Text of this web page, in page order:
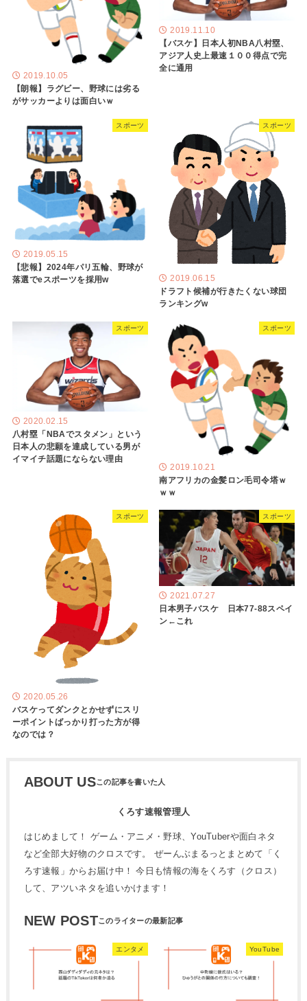
2019.10.05
【朗報】ラグビー、野球には劣る
がサッカーよりは面白いｗ
2019.11.10
【バスケ】日本人初NBA八村塁、
アジア人史上最速１００得点で完
全に通用
スポーツ
2019.05.15
【悲報】2024年パリ五輪、野球が
落選でeスポーツを採用w
スポーツ
2019.06.15
ドラフト候補が行きたくない球団
ランキングw
スポーツ
2020.02.15
八村塁「NBAでスタメン」という
日本人の悲願を達成している男が
イマイチ話題にならない理由
スポーツ
2019.10.21
南アフリカの金髪ロン毛司令塔ｗ
ｗｗ
スポーツ
2020.05.26
バスケってダンクとかせずにスリ
ーポイントばっかり打った方が得
なのでは？
スポーツ
2021.07.27
日本男子バスケ 日本77-88スペイ
ン←これ
ABOUT US
くろす速報管理人
はじめまして！ ゲーム・アニメ・野球、YouTuberや面白ネタ
など全部大好物のクロスです。 ぜーんぶまるっとまとめて「く
ろす速報」からお届け中！ 今日も情報の海をくろす（クロス）
して、アツいネタを追いかけます！
NEW POST
エンタメ YouTube